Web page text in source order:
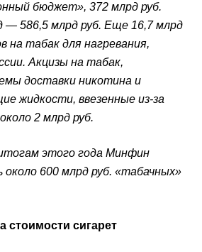
бюджет», 372 млрд руб.
— 586,5 млрд руб. Еще 16,7 млрд
на табак для нагревания,
Акцизы на табак,
доставки никотина и
жидкости, ввезенные из-за
2 млрд руб.
этого года Минфин
около 600 млрд руб. «табачных»
стоимости сигарет